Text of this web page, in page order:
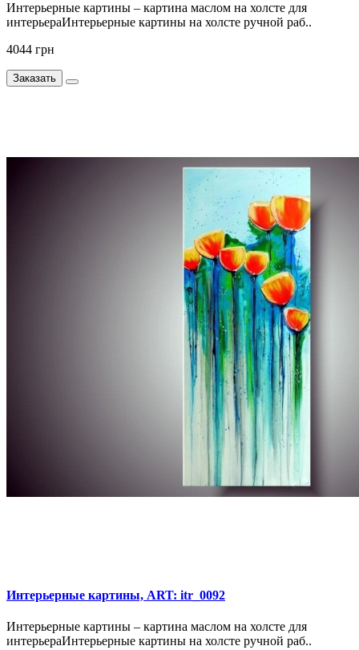
Интерьерные картины – картина маслом на холсте для
интерьераИнтерьерные картины на холсте ручной раб..
4044 грн
Заказать
Интерьерные картины, ART: itr_0092
Интерьерные картины – картина маслом на холсте для
интерьераИнтерьерные картины на холсте ручной раб..